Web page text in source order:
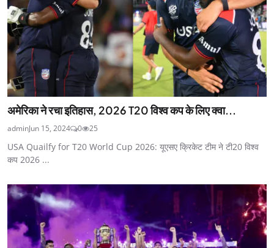
अमेरिका ने रचा इतिहास, 2026 T20 विश्व कप के लिए क्वा...
adminJun 15, 2024 0 25
USA Quailfy for T20 World Cup 2026: यूएसए क्रिकेट टीम ने टी20 विश्व
कप 2026 ...